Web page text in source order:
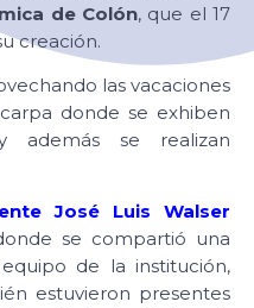
de Colón, que el 17
creación.
las vacaciones
donde se exhiben
además se realizan
José Luis Walser
se compartió una
de la institución,
estuvieron presentes